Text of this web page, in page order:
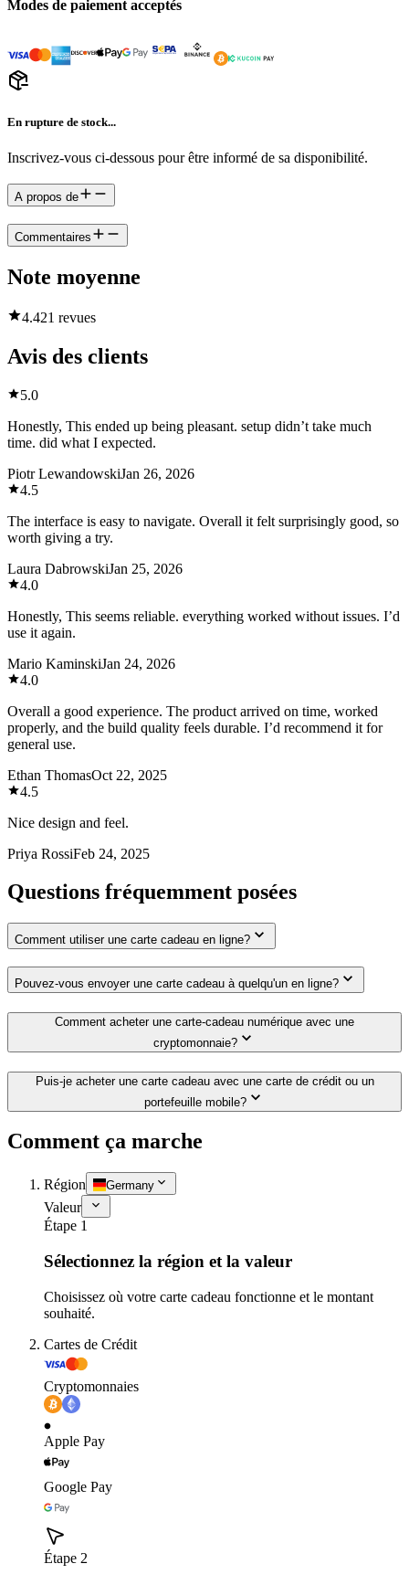
Modes de paiement acceptés
En rupture de stock...
Inscrivez-vous ci-dessous pour être informé de sa disponibilité.
A propos de
Commentaires
Note moyenne
4.421 revues
Avis des clients
5.0
Honestly, This ended up being pleasant. setup didn’t take much
time. did what I expected.
Piotr LewandowskiJan 26, 2026
4.5
The interface is easy to navigate. Overall it felt surprisingly good, so
worth giving a try.
Laura DabrowskiJan 25, 2026
4.0
Honestly, This seems reliable. everything worked without issues. I’d
use it again.
Mario KaminskiJan 24, 2026
4.0
Overall a good experience. The product arrived on time, worked
properly, and the build quality feels durable. I’d recommend it for
general use.
Ethan ThomasOct 22, 2025
4.5
Nice design and feel.
Priya RossiFeb 24, 2025
Questions fréquemment posées
Comment utiliser une carte cadeau en ligne?
Pouvez-vous envoyer une carte cadeau à quelqu'un en ligne?
Comment acheter une carte-cadeau numérique avec une
cryptomonnaie?
Puis-je acheter une carte cadeau avec une carte de crédit ou un
portefeuille mobile?
Comment ça marche
Région Germany
Valeur
Étape 1
Sélectionnez la région et la valeur
Choisissez où votre carte cadeau fonctionne et le montant
souhaité.
Cartes de Crédit
Cryptomonnaies
Apple Pay
Google Pay
Étape 2